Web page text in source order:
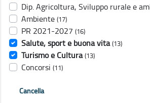
Dip. Agricoltura, Sviluppo rurale e
Ambiente (17)
PR 2021-2027 (16)
Salute, sport e buona vita (13)
Turismo e Cultura (13)
Concorsi (11)
Cancella